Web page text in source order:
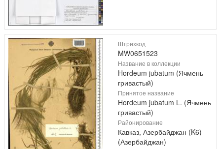
Штрихкод
MW0651523
Название в коллекции
Hordeum jubatum (Ячмень
гривастый)
Принятое название
Hordeum jubatum L. (Ячмень
гривастый)
Районирование
Кавказ, Азербайджан (K6)
(Азербайджан)